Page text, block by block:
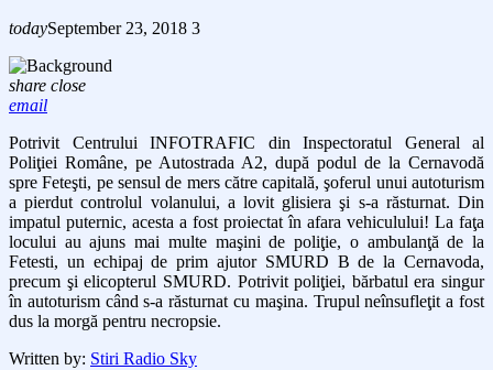
todaySeptember 23, 2018 3
share close
email
Potrivit Centrului INFOTRAFIC din Inspectoratul General al
Poliţiei Române, pe Autostrada A2, după podul de la Cernavodă
spre Feteşti, pe sensul de mers către capitală, şoferul unui autoturism
a pierdut controlul volanului, a lovit glisiera şi s-a răsturnat. Din
impatul puternic, acesta a fost proiectat în afara vehiculului! La faţa
locului au ajuns mai multe maşini de poliţie, o ambulanţă de la
Fetesti, un echipaj de prim ajutor SMURD B de la Cernavoda,
precum şi elicopterul SMURD. Potrivit poliţiei, bărbatul era singur
în autoturism când s-a răsturnat cu maşina. Trupul neînsufleţit a fost
dus la morgă pentru necropsie.
Written by: Stiri Radio Sky